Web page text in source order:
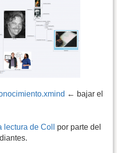
← bajar el
de Coll
por parte del